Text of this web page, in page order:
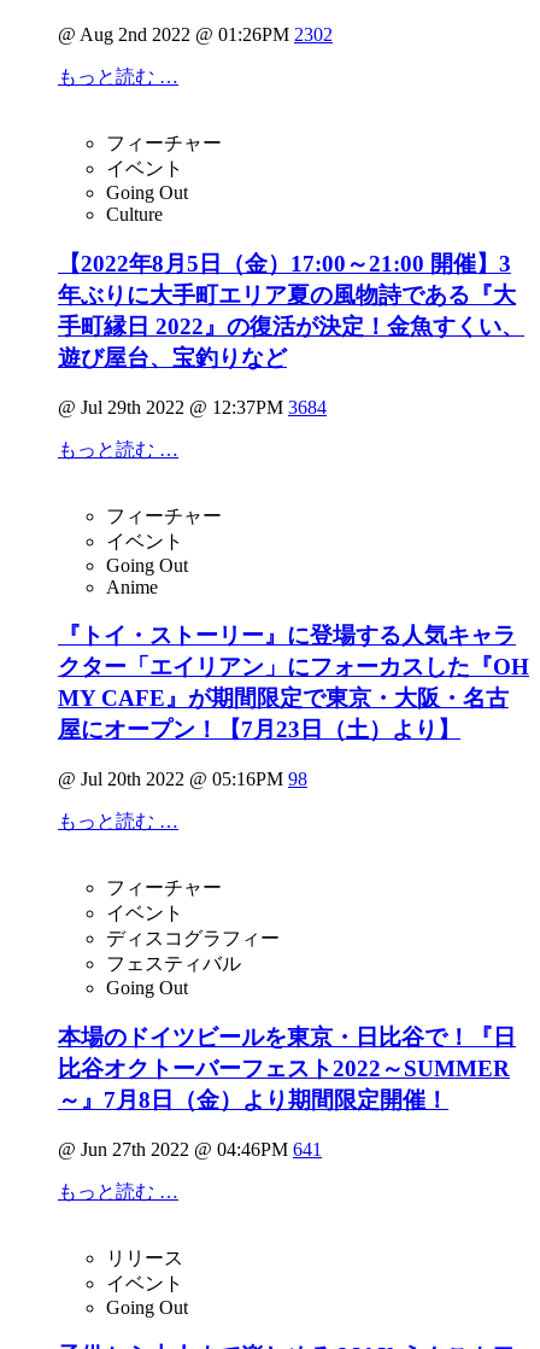
@ Aug 2nd 2022 @ 01:26PM 2302
もっと読む …
フィーチャー
イベント
Going Out
Culture
【2022年8月5日（金）17:00～21:00 開催】3
年ぶりに大手町エリア夏の風物詩である『大
手町縁日 2022』の復活が決定！金魚すくい、
遊び屋台、宝釣りなど
@ Jul 29th 2022 @ 12:37PM 3684
もっと読む …
フィーチャー
イベント
Going Out
Anime
『トイ・ストーリー』に登場する人気キャラ
クター「エイリアン」にフォーカスした『OH
MY CAFE』が期間限定で東京・大阪・名古
屋にオープン！【7月23日（土）より】
@ Jul 20th 2022 @ 05:16PM 98
もっと読む …
フィーチャー
イベント
ディスコグラフィー
フェスティバル
Going Out
本場のドイツビールを東京・日比谷で！『日
比谷オクトーバーフェスト2022～SUMMER
～』7月8日（金）より期間限定開催！
@ Jun 27th 2022 @ 04:46PM 641
もっと読む …
リリース
イベント
Going Out